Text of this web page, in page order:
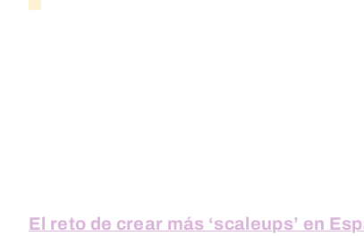
El reto de crear más ‘scaleups’ en